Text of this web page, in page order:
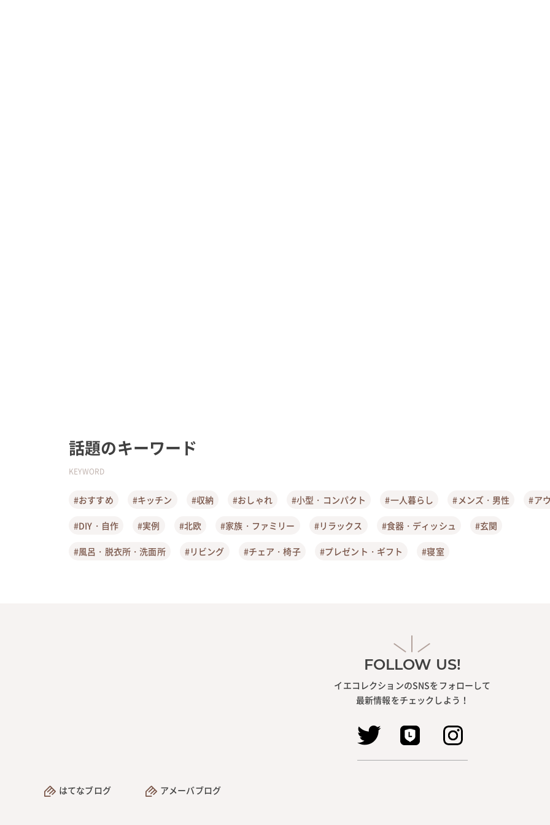
話題のキーワード
KEYWORD
#おすすめ #キッチン #収納 #おしゃれ #小型・コンパクト #一人暮らし #メンズ・男性 #ア
#DIY・自作 #実例 #北欧 #家族・ファミリー #リラックス #食器・ディッシュ #玄関
#風呂・脱衣所・洗面所 #リビング #チェア・椅子 #プレゼント・ギフト #寝室
FOLLOW US!
イエコレクションのSNSをフォローして
最新情報をチェックしよう！
はてなブログ アメーバブログ